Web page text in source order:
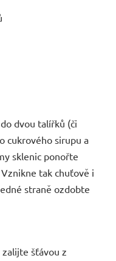
dvou talířků (či
cukrového sirupu a
sklenic ponořte
tak chuťově i
straně ozdobte
šťávou z